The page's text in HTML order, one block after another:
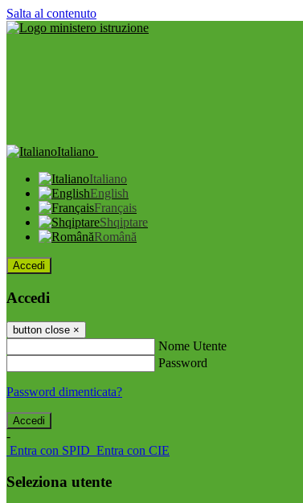
Salta al contenuto
Italiano
Italiano
English
Français
Shqiptare
Română
Accedi
Accedi
button close ×
Nome Utente
Password
Password dimenticata?
-
Entra con SPID Entra con CIE
Seleziona utente